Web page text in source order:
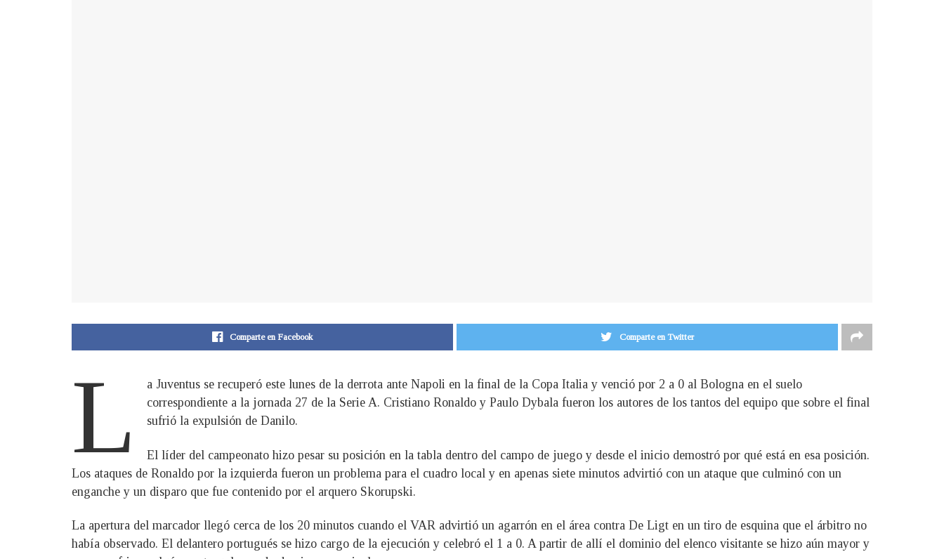
Comparte en Facebook Comparte en Twitter
L
a Juventus se recuperó este lunes de la derrota ante Napoli en la final de la Copa Italia y venció por 2 a 0 al Bologna en el suelo
correspondiente a la jornada 27 de la Serie A. Cristiano Ronaldo y Paulo Dybala fueron los autores de los tantos del equipo que sobre el final
sufrió la expulsión de Danilo.
El líder del campeonato hizo pesar su posición en la tabla dentro del campo de juego y desde el inicio demostró por qué está en esa posición.
Los ataques de Ronaldo por la izquierda fueron un problema para el cuadro local y en apenas siete minutos advirtió con un ataque que culminó con un
enganche y un disparo que fue contenido por el arquero Skorupski.
La apertura del marcador llegó cerca de los 20 minutos cuando el VAR advirtió un agarrón en el área contra De Ligt en un tiro de esquina que el árbitro no
había observado. El delantero portugués se hizo cargo de la ejecución y celebró el 1 a 0. A partir de allí el dominio del elenco visitante se hizo aún mayor y